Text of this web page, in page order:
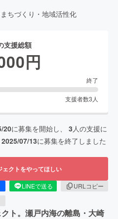
まちづくり・地域活性化
支援総額
円
終了
支援者数3 人
20に募集を開始し、 3 人の支援に
2025/07/13に募集を終了しました
ェクトをやってほしい
LINEで送る
URLコピー
ト。瀬戸内海の離島・大崎